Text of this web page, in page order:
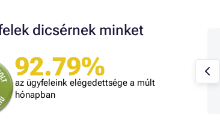
dicsérnek minket
92.79%
az ügyfeleink elégedettsége a múlt
hónapban
A bolt vásárlója
Minden úgy történt ahogyan ígérték.
gy kéne minden kereskedőnek dolgozni.